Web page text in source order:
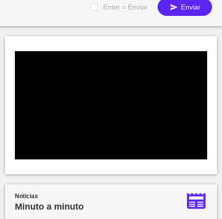
Enter = Enviar Enviar
Noticias
Minuto a minuto